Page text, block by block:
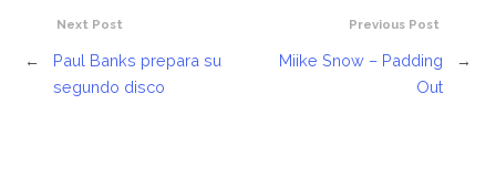
Previous Post
Miike Snow – Padding
Out
→
Next Post
←
Paul Banks prepara su
segundo disco